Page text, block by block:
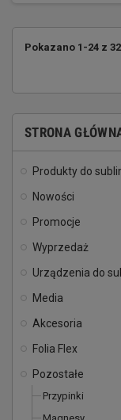
STRONA
Produkty do
Nowości
Promocje
Wyprzedaż
Urządzenia do
Media
Akcesoria
Folia Flex
Pozostałe
Przypinki
Pokazano 1-24 z